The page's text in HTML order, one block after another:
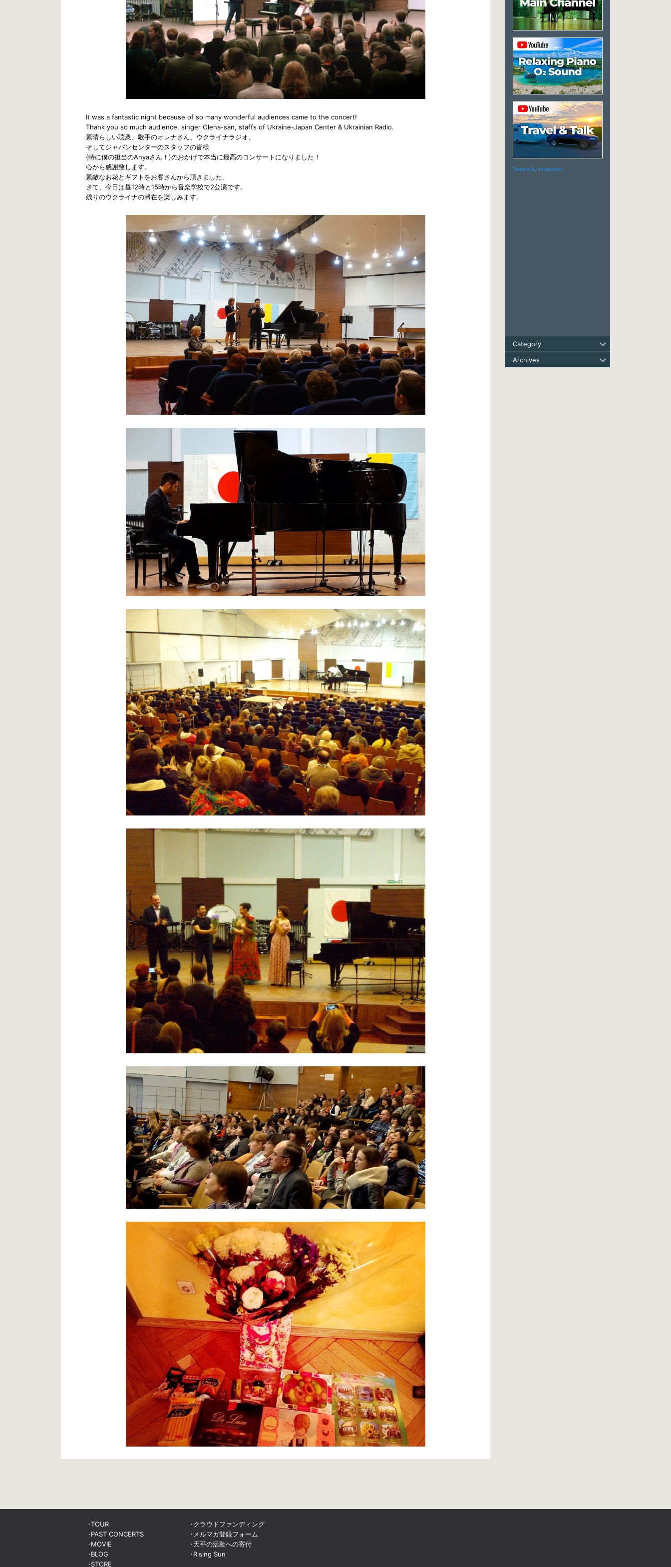
Tweets by tempeizm
Category
Archives
It was a fantastic night because of so many wonderful audiences came to the concert!
Thank you so much audience, singer Olena-san, staffs of Ukraine-Japan Center & Ukrainian Radio.
素晴らしい聴衆、歌手のオレナさん、ウクライナラジオ、
そしてジャパンセンターのスタッフの皆様
(特に僕の担当のAnyaさん！)のおかげで本当に最高のコンサートになりました！
心から感謝致します。
素敵なお花とギフトをお客さんから頂きました。
さて、今日は昼12時と15時から音楽学校で2公演です。
残りのウクライナの滞在を楽しみます。
TOUR
PAST CONCERTS
MOVIE
BLOG
STORE
クラウドファンディング
メルマガ登録フォーム
天平の活動への寄付
Rising Sun